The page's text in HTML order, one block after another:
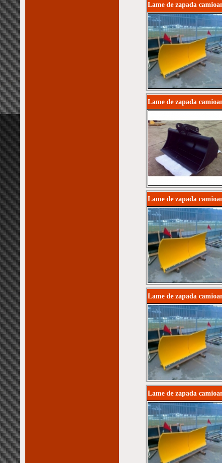
Lame de zapada
Lame de zapada
Lame de zapada
Lame de zapada
Lame de zapada